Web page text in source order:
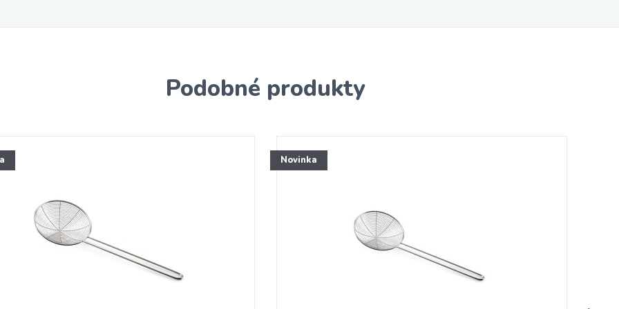
Podobné produkty
Novinka